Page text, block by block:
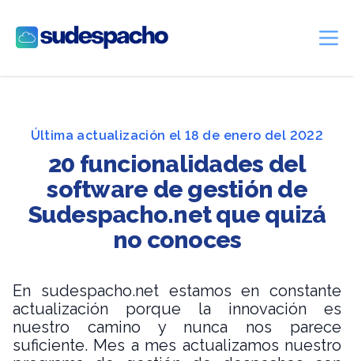
Sudespacho
Última actualización el 18 de enero del 2022
20 funcionalidades del
software de gestión de
Sudespacho.net que quizá
no conoces
En sudespacho.net estamos en constante
actualización porque la innovación es
nuestro camino y nunca nos parece
suficiente. Mes a mes actualizamos nuestro